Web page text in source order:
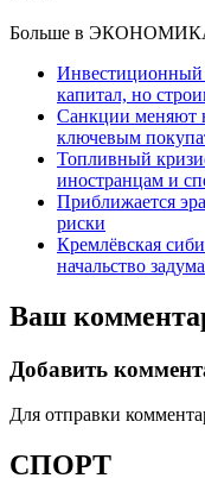
Больше в
Инвестиционный
капитал, но
Санкции меняют
ключевым
Топливный
иностранцам и
Приближается
риски
Кремлёвская
начальство
Ваш
Добавить
Для отправки
СПОРТ